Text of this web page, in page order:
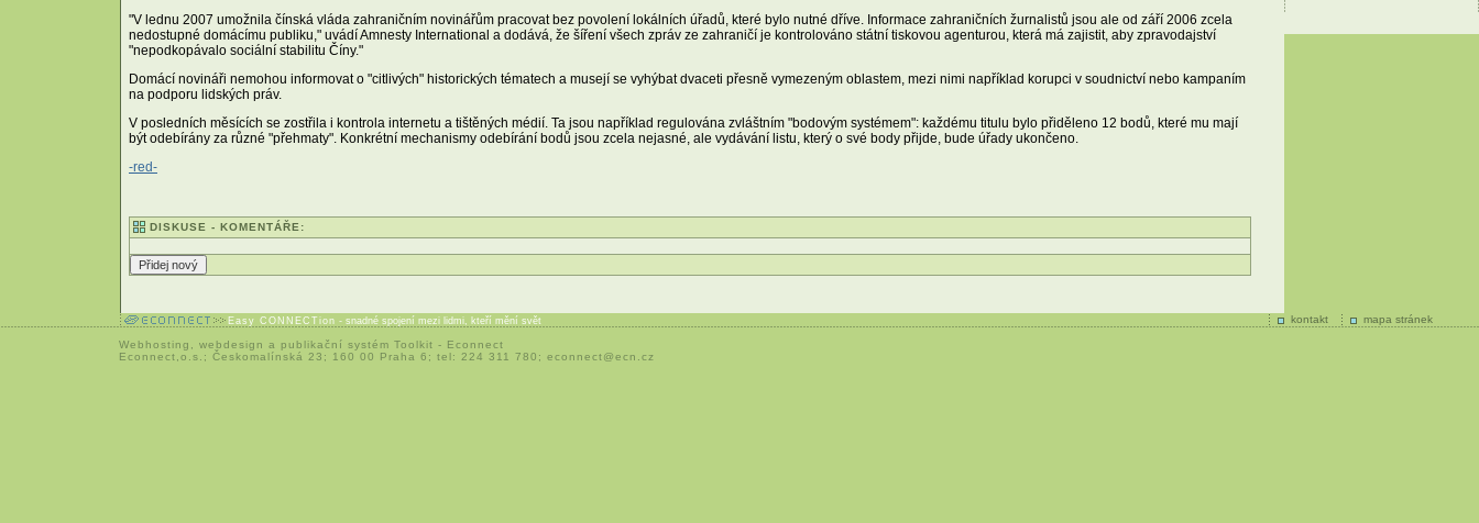
"V lednu 2007 umožnila čínská vláda zahraničním novinářům pracovat bez povolení lokálních úřadů, které bylo nutné dříve. Informace zahraničních žurnalistů jsou ale od září 2006 zcela
nedostupné domácímu publiku," uvádí Amnesty International a dodává, že šíření všech zpráv ze zahraničí je kontrolováno státní tiskovou agenturou, která má zajistit, aby zpravodajství
"nepodkopávalo sociální stabilitu Číny."
Domácí novináři nemohou informovat o "citlivých" historických tématech a musejí se vyhýbat dvaceti přesně vymezeným oblastem, mezi nimi například korupci v soudnictví nebo kampaním
na podporu lidských práv.
V posledních měsících se zostřila i kontrola internetu a tištěných médií. Ta jsou například regulována zvláštním "bodovým systémem": každému titulu bylo přiděleno 12 bodů, které mu mají
být odebírány za různé "přehmaty". Konkrétní mechanismy odebírání bodů jsou zcela nejasné, ale vydávání listu, který o své body přijde, bude úřady ukončeno.
-red-
DISKUSE - KOMENTÁŘE:
kontakt mapa stránek
Easy CONNECTion - snadné spojení mezi lidmi, kteří mění svět
Webhosting webdesign a publikační systém Toolkit - Econnect
Econnect,o.s.; Českomalínská 23; 160 00 Praha 6; tel: 224 311 780; econnect@ecn.cz